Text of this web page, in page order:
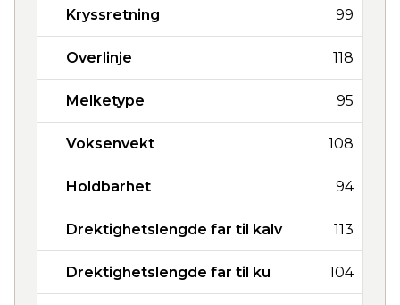
Kryssretning 99
Overlinje 118
Melketype 95
Voksenvekt 108
Holdbarhet 94
Drektighetslengde far til kalv 113
Drektighetslengde far til ku 104